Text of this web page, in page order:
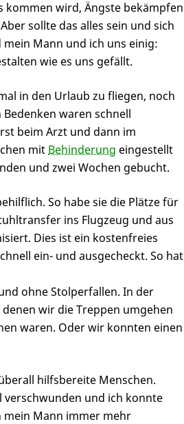
wird, Ängste bekämpfen
sollte das alles sein und sich
mein Mann und ich uns einig:
wie es uns gefällt.
in den Urlaub zu fliegen, noch
waren schnell
beim Arzt und dann im
mit Behinderung eingestellt
und zwei Wochen gebucht.
So habe sie die Plätze für
ins Flugzeug und aus
Dies ist ein kostenfreies
ein- und ausgecheckt. So hat
ohne Stolperfallen. In der
wir die Treppen umgehen
waren. Oder wir konnten einen
hilfsbereite Menschen.
verschwunden und ich konnte
mein Mann immer mehr